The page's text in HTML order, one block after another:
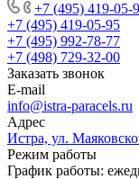
+7 (495) 419-05-
+7 (495) 419-05-95
+7 (495) 992-78-77
+7 (498) 729-32-00
Заказать звонок
E-mail
info@istra-paracels.ru
Адрес
Истра, ул.
Режим работы
График работы: